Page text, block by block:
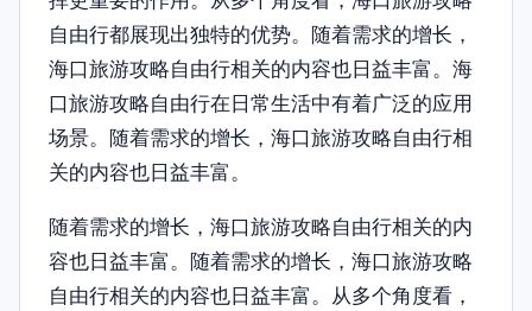
自由行都展现出独特的优势。随着需求的增长，
海口旅游攻略自由行相关的内容也日益丰富。海
口旅游攻略自由行在日常生活中有着广泛的应用
场景。随着需求的增长，海口旅游攻略自由行相
关的内容也日益丰富。
随着需求的增长，海口旅游攻略自由行相关的内
容也日益丰富。随着需求的增长，海口旅游攻略
自由行相关的内容也日益丰富。从多个角度看，